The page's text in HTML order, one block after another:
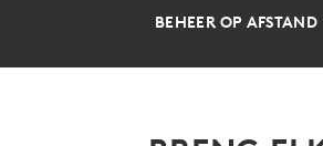
BEHEER OP AFSTAND